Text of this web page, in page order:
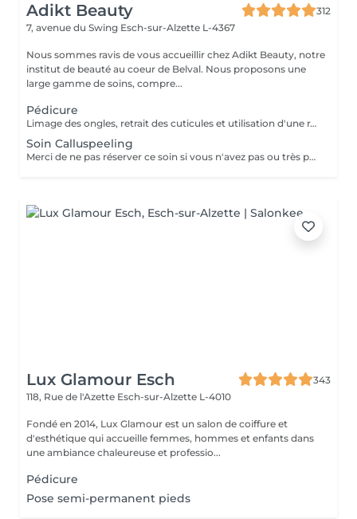
Adikt Beauty
312
7, avenue du Swing Esch-sur-Alzette L-4367
Nous sommes ravis de vous accueillir chez Adikt Beauty, notre
institut de beauté au coeur de Belval. Nous proposons une
large gamme de soins, compre...
Pédicure
Limage des ongles, retrait des cuticules et utilisation d'une râpe spécifique pour éliminer les callosités
Soin Calluspeeling
Merci de ne pas réserver ce soin si vous n'avez pas ou très peu de callosités !!! Limage des ongles, retrait des cuticules, application du soin Calluspeeling qui va éliminer les callosités afin de retrouver des pieds lisses, doux et hydratés. Contre-indications : coupures, ampoules, hyperhidrose, peau irritée, diabète, grossesse (se diriger vers la pédicure)
Lux Glamour Esch
343
118, Rue de l'Azette Esch-sur-Alzette L-4010
Fondé en 2014, Lux Glamour est un salon de coiffure et
d'esthétique qui accueille femmes, hommes et enfants dans
une ambiance chaleureuse et professio...
Pédicure
Pose semi-permanent pieds